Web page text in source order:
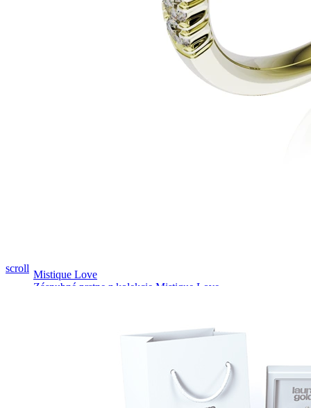
Mistique Love
Zásnubné prstne z kolekcie Mistique Love.
scroll